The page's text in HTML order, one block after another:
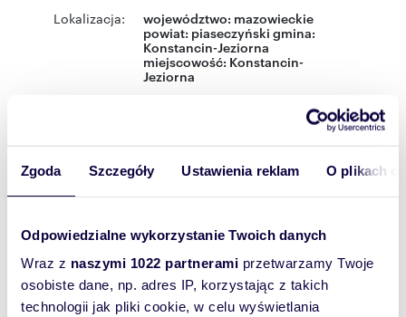
Zgoda Szczegóły Ustawienia reklam O plikach
Odpowiedzialne wykorzystanie Twoich danych
Wraz z naszymi 1022 partnerami przetwarzamy Twoje
osobiste dane, np. adres IP, korzystając z takich
technologii jak pliki cookie, w celu wyświetlania
Lokalizacja: województwo: mazowieckie
powiat: piaseczyński gmina:
Konstancin-Jeziorna
miejscowość: Konstancin-
Jeziorna